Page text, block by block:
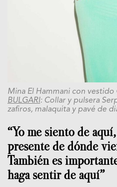
Mina El Hammani con vestido
BULGARI: Collar y pulsera
zafiros, malaquita y pavé de
“Yo me siento de
presente de dónde
También es
haga sentir de aquí”